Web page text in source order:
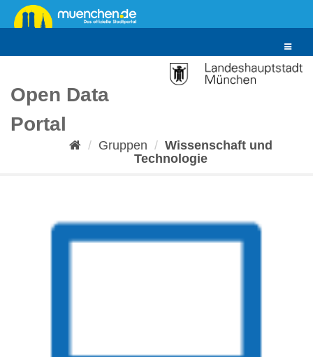
Überspringen
zum
Toggle
Open Data
Portal
Gruppen
Wissenschaft und
Technologie